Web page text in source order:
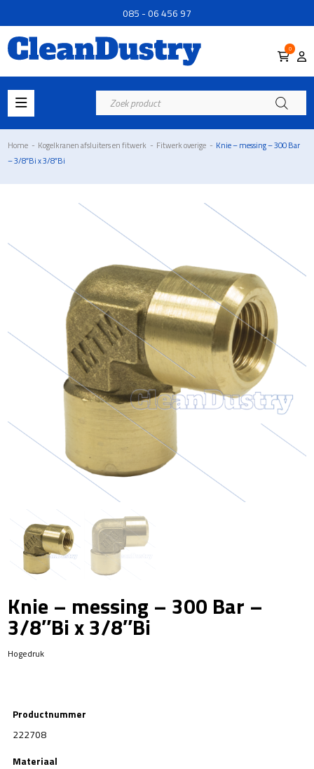
085 - 06 456 97
0
Producten
zoeken
Home - Kogelkranen afsluiters en fitwerk - Fitwerk overige - Knie – messing – 300 Bar
– 3/8″Bi x 3/8″Bi
Knie – messing – 300 Bar –
3/8″Bi x 3/8″Bi
Hogedruk
Productnummer
222708
Materiaal